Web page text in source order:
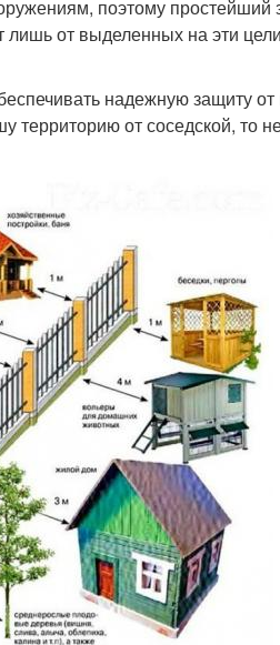
поэтому простейший
от выделенных на эти
надежную защиту от
от соседской, то